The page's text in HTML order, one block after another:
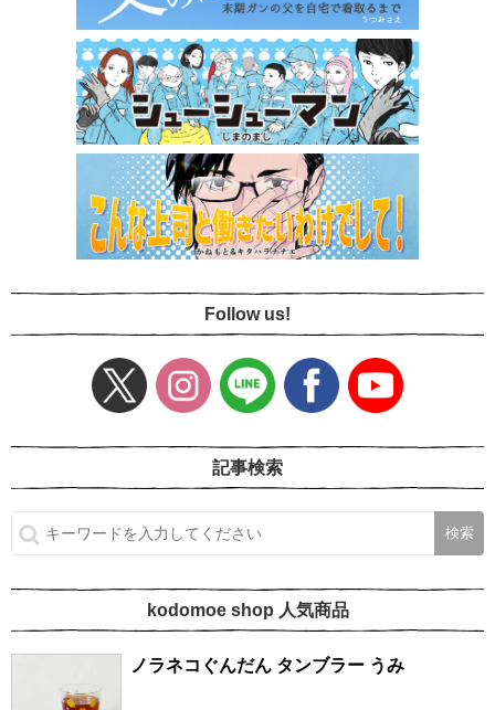
Follow us!
記事検索
kodomoe shop 人気商品
ノラネコぐんだん タンブラー うみ